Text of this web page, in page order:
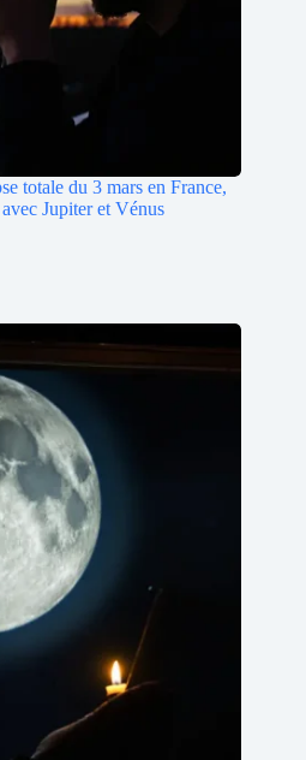
totale du 3 mars en France,
Jupiter et Vénus